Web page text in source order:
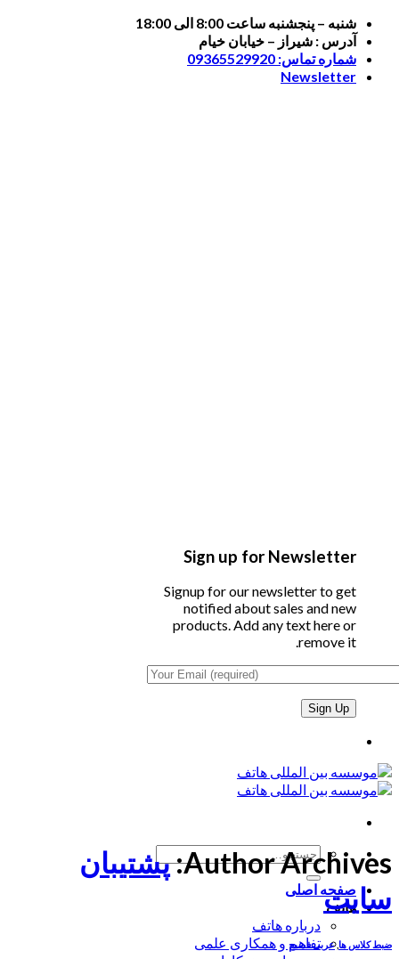
Skip
content
شنبه – پنجشنبه ساعت 8:00 الی 18:00
آدرس : شیراز – خیابان خیام
شماره تماس: 09365529920
Newsletter
Sign up for Newsletter
Signup for our newsletter to get
notified about sales and new
products. Add any text here or
remove it.
جستجو
برای:
صفحه اصلی
هاتف
درباره هاتف
تفاهم و همکاری علمی
Author Archives: پشتیبان
سایت
ضبط کلاس ها ,عربی فصیح